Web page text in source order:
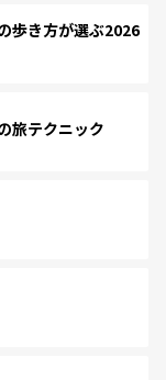
歩き方が選ぶ2026
旅テクニック